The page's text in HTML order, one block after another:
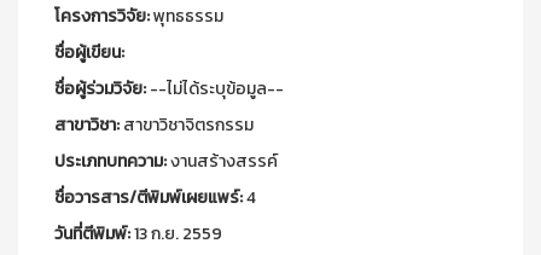
โครงการวิจัย:พุทธธรรม
ชื่อผู้เขียน:
ชื่อผู้ร่วมวิจัย:--ไม่ได้ระบุข้อมูล--
สาขาวิชา:สาขาวิชาจิตรกรรม
ประเภทบทความ:งานสร้างสรรค์
ชื่อวารสาร/ตีพิมพ์เผยแพร์:4
วันที่ตีพิมพ์:13 ก.ย. 2559